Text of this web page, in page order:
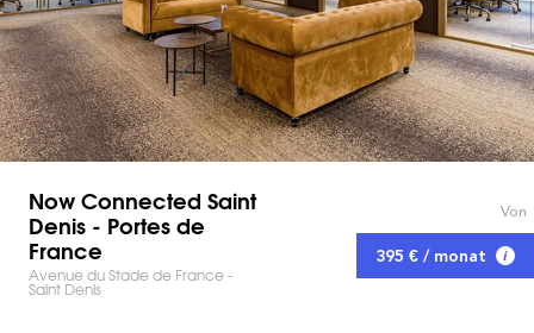
Now Connected Saint
Denis - Portes de
France
Avenue du Stade de France -
Saint Denis
Von
395 € / monat